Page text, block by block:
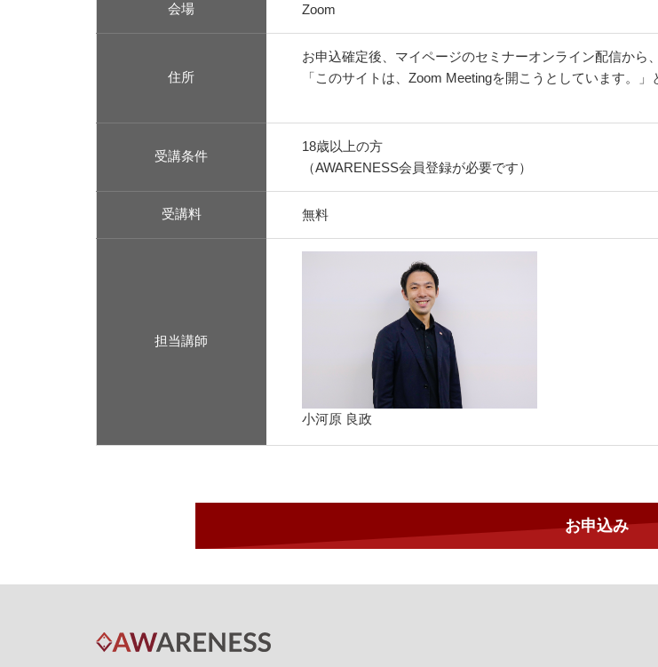
会場 Zoom
住所
お申込確定後、マイページのセミナーオンライン配信から
「このサイトは、Zoom Meetingを開こうとしています。
受講条件
18歳以上の方
（AWARENESS会員登録が必要です）
受講料 無料
担当講師
小河原 良政